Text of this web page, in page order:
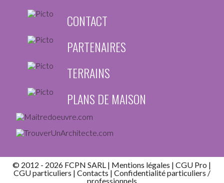
CONTACT
PARTENAIRES
TERRAINS
PLANS DE MAISON
© 2012 - 2026 FCPN SARL | Mentions légales |CGU Pro |
CGU particuliers | Contacts | Confidentialitéparticuliers /
professionnels